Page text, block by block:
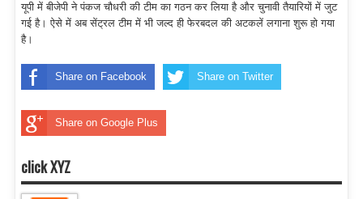
यूपी में बीजेपी ने पंकज चौधरी की टीम का गठन कर लिया है और चुनावी तैयारियों में जुट
गई है। ऐसे में अब सेंट्रल टीम में भी जल्द ही फेरबदल की अटकलें लगाना शुरू हो गया
है।
Share on Facebook Share on Twitter
Share on Google Plus
click XYZ